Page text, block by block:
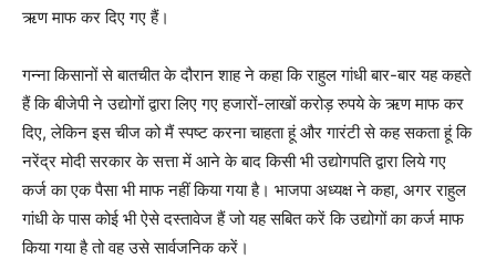
ऋण माफ कर दिए गए हैं।
गन्ना किसानों से बातचीत के दौरान शाह ने कहा कि राहुल गांधी बार-बार यह कहते
हैं कि बीजेपी ने उद्योगों द्वारा लिए गए हजारों-लाखों करोड़ रुपये के ऋण माफ कर
दिए, लेकिन इस चीज को मैं स्पष्ट करना चाहता हूं और गारंटी से कह सकता हूं कि
नरेंद्र मोदी सरकार के सत्ता में आने के बाद किसी भी उद्योगपति द्वारा लिये गए
कर्ज का एक पैसा भी माफ नहीं किया गया है। भाजपा अध्यक्ष ने कहा, अगर राहुल
गांधी के पास कोई भी ऐसे दस्तावेज हैं जो यह सबित करें कि उद्योगों का कर्ज माफ
किया गया है तो वह उसे सार्वजनिक करें।